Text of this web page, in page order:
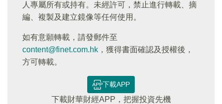
人專屬所有或持有。未經許可，禁止進行轉載、摘
編、複製及建立鏡像等任何使用。
如有意願轉載，請發郵件至
content@finet.com.hk ，獲得書面確認及授權後，
方可轉載。
下載APP
下載財華財經APP，把握投資先機